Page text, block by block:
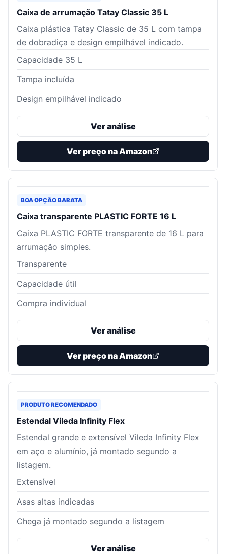
Caixa de arrumação Tatay Classic 35 L
Caixa plástica Tatay Classic de 35 L com tampa
de dobradiça e design empilhável indicado.
Capacidade 35 L
Tampa incluída
Design empilhável indicado
Ver análise
Ver preço na Amazon
BOA OPÇÃO BARATA
Caixa transparente PLASTIC FORTE 16 L
Caixa PLASTIC FORTE transparente de 16 L para
arrumação simples.
Transparente
Capacidade útil
Compra individual
Ver análise
Ver preço na Amazon
PRODUTO RECOMENDADO
Estendal Vileda Infinity Flex
Estendal grande e extensível Vileda Infinity Flex
em aço e alumínio, já montado segundo a
listagem.
Extensível
Asas altas indicadas
Chega já montado segundo a listagem
Ver análise